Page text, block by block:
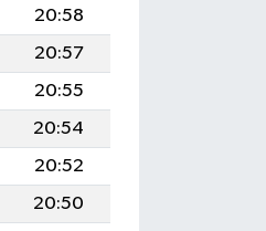
20:58
20:57
20:55
20:54
20:52
20:50